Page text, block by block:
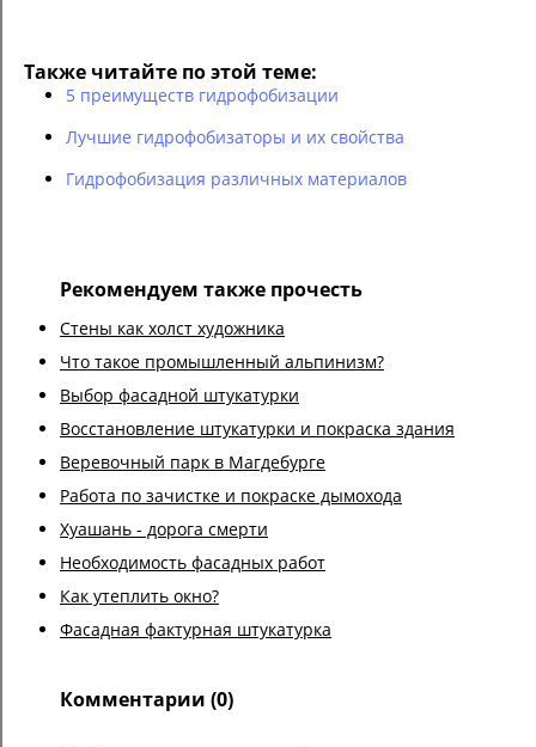
Также читайте по этой теме:
5 преимуществ гидрофобизации
Лучшие гидрофобизаторы и их свойства
Гидрофобизация различных материалов
Рекомендуем также прочесть
Стены как холст художника
Что такое промышленный альпинизм?
Выбор фасадной штукатурки
Восстановление штукатурки и покраска здания
Веревочный парк в Магдебурге
Работа по зачистке и покраске дымохода
Хуашань - дорога смерти
Необходимость фасадных работ
Как утеплить окно?
Фасадная фактурная штукатурка
Комментарии (0)